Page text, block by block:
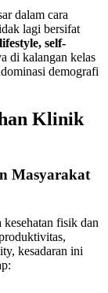
dalam cara
lagi bersifat
self-
di kalangan kelas
demografi
Klinik
Masyarakat
fisik dan
kesadaran ini